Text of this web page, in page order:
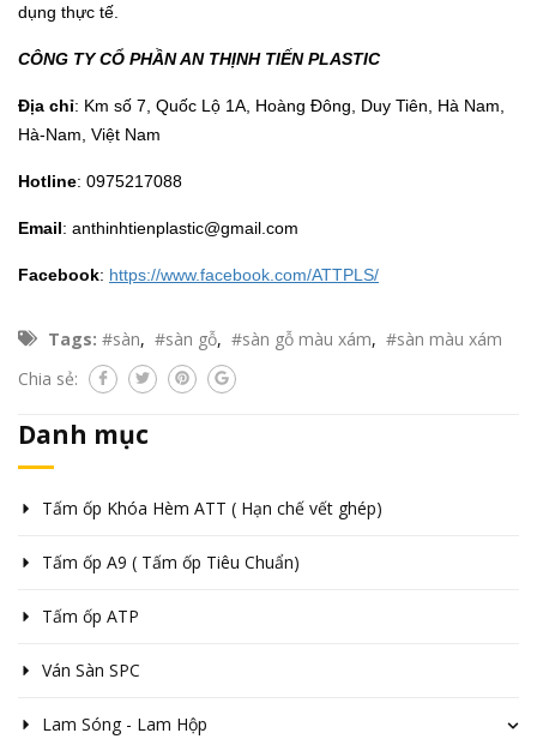
dụng thực tế.
CÔNG TY CỔ PHẦN AN THỊNH TIẾN PLASTIC
Địa chỉ: Km số 7, Quốc Lộ 1A, Hoàng Đông, Duy Tiên, Hà Nam,
Hà-Nam, Việt Nam
Hotline: 0975217088
Email: anthinhtienplastic@gmail.com
Facebook: https://www.facebook.com/ATTPLS/
Tags: #sàn, #sàn gỗ, #sàn gỗ màu xám, #sàn màu xám
Chia sẻ:
Danh mục
Tấm ốp Khóa Hèm ATT ( Hạn chế vết ghép)
Tấm ốp A9 ( Tấm ốp Tiêu Chuẩn)
Tấm ốp ATP
Ván Sàn SPC
Lam Sóng - Lam Hộp